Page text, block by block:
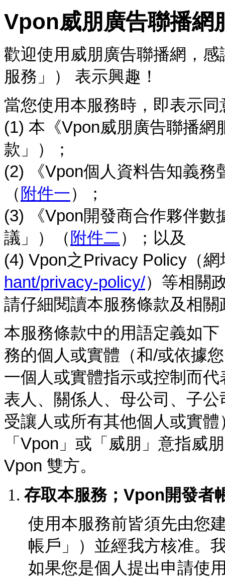
Vpon威朋廣告聯播網
歡迎使用威朋廣告聯播網，
服務」） 表示興趣！
當您使用本服務時，即表示同
(1) 本《Vpon威朋廣告聯播網
款」）；
(2) 《Vpon個人資料告知義
（ 附件一）；
(3) 《Vpon開發商合作夥伴
議」）（ 附件二）；以及
(4) Vpon之Privacy Policy（網
hant/privacy-policy/）等相關
請仔細閱讀本服務條款及相
本服務條款中的用語定義如
務的個人或實體（和/或依據
一個人或實體指示或控制而
表人、關係人、母公司、子
受讓人或所有其他個人或實
「Vpon」或「威朋」意指威
Vpon 雙方。
存取本服務；Vpon開發者
使用本服務前皆須先由您
帳戶」）並經我方核准。
如果您是個人提出申請使